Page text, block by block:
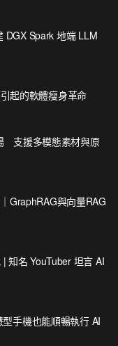
DGX Spark 地端 LLM
起的軟體瘦身革命
支援多模態素材與原
GraphRAG與向量RAG
知名 YouTuber 坦言 AI
手機也能順暢執行 AI